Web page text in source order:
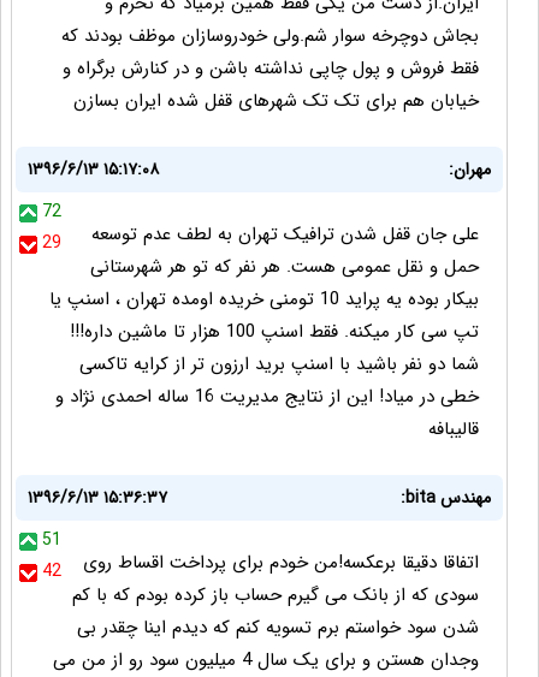
بجاش دوچرخه سوار شم.ولی خودروسازان موظف بودند که
فقط فروش و پول چاپی نداشته باشن و در کنارش برگراه و
خیابان هم برای تک تک شهرهای قفل شده ایران بسازن
مهران:
۱۳۹۶/۶/۱۳ ۱۵:۱۷:۰۸
72
29
علی جان قفل شدن ترافیک تهران به لطف عدم توسعه
حمل و نقل عمومی هست. هر نفر که تو هر شهرستانی
بیکار بوده یه پراید 10 تومنی خریده اومده تهران ، اسنپ یا
تپ سی کار میکنه. فقط اسنپ 100 هزار تا ماشین داره!!!
شما دو نفر باشید با اسنپ برید ارزون تر از کرایه تاکسی
خطی در میاد! این از نتایج مدیریت 16 ساله احمدی نژاد و
قالیبافه
مهندس bita:
۱۳۹۶/۶/۱۳ ۱۵:۳۶:۳۷
51
42
اتفاقا دقیقا برعکسه!من خودم برای پرداخت اقساط روی
سودی که از بانک می گیرم حساب باز کرده بودم که با کم
شدن سود خواستم برم تسویه کنم که دیدم اینا چقدر بی
وجدان هستن و برای یک سال 4 میلیون سود رو از من می